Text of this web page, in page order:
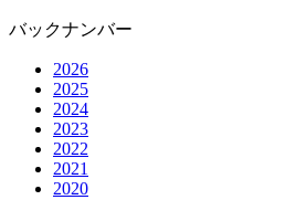
バックナンバー
2026
2025
2024
2023
2022
2021
2020